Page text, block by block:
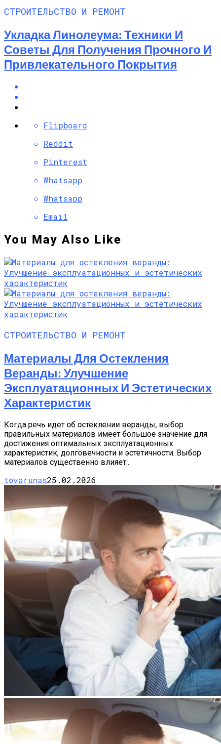
Китайские Металлические Входные
СТРОИТЕЛЬСТВО И РЕМОНТ
Укладка Линолеума: Техники И
Советы Для Получения Прочного И
Привлекательного Покрытия
Flipboard
Reddit
Pinterest
Whatsapp
Whatsapp
Email
You May Also Like
СТРОИТЕЛЬСТВО И РЕМОНТ
Материалы Для Остекления
Веранды: Улучшение
Эксплуатационных И Эстетических
Характеристик
Когда речь идет об остеклении веранды, выбор
правильных материалов имеет большое значение для
достижения оптимальных эксплуатационных
характеристик, долговечности и эстетичности. Выбор
материалов существенно влияет...
tovarunas25.02.2026